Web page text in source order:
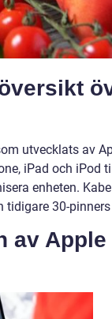
utvecklats av
iPad och iPod
enheten.
tidigare 30-
av Apple